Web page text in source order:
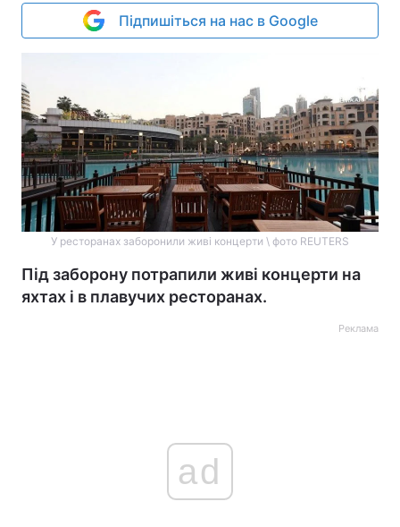
Підпишіться на нас в Google
У ресторанах заборонили живі концерти \ фото REUTERS
Під заборону потрапили живі концерти на
яхтах і в плавучих ресторанах.
Реклама
ad